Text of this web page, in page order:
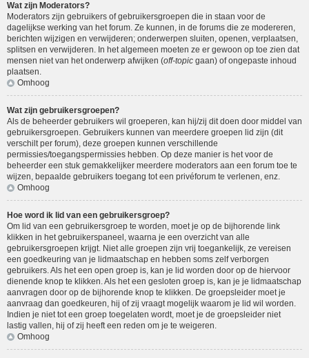
Wat zijn Moderators?
Moderators zijn gebruikers of gebruikersgroepen die in staan voor de
dagelijkse werking van het forum. Ze kunnen, in de forums die ze modereren,
berichten wijzigen en verwijderen; onderwerpen sluiten, openen, verplaatsen,
splitsen en verwijderen. In het algemeen moeten ze er gewoon op toe zien dat
mensen niet van het onderwerp afwijken (off-topic gaan) of ongepaste inhoud
plaatsen.
Omhoog
Wat zijn gebruikersgroepen?
Als de beheerder gebruikers wil groeperen, kan hij/zij dit doen door middel van
gebruikersgroepen. Gebruikers kunnen van meerdere groepen lid zijn (dit
verschilt per forum), deze groepen kunnen verschillende
permissies/toegangspermissies hebben. Op deze manier is het voor de
beheerder een stuk gemakkelijker meerdere moderators aan een forum toe te
wijzen, bepaalde gebruikers toegang tot een privéforum te verlenen, enz.
Omhoog
Hoe word ik lid van een gebruikersgroep?
Om lid van een gebruikersgroep te worden, moet je op de bijhorende link
klikken in het gebruikerspaneel, waarna je een overzicht van alle
gebruikersgroepen krijgt. Niet alle groepen zijn vrij toegankelijk, ze vereisen
een goedkeuring van je lidmaatschap en hebben soms zelf verborgen
gebruikers. Als het een open groep is, kan je lid worden door op de hiervoor
dienende knop te klikken. Als het een gesloten groep is, kan je je lidmaatschap
aanvragen door op de bijhorende knop te klikken. De groepsleider moet je
aanvraag dan goedkeuren, hij of zij vraagt mogelijk waarom je lid wil worden.
Indien je niet tot een groep toegelaten wordt, moet je de groepsleider niet
lastig vallen, hij of zij heeft een reden om je te weigeren.
Omhoog